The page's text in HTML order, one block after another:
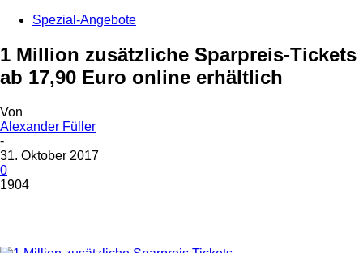
Spezial-Angebote
1 Million zusätzliche Sparpreis-Tickets
ab 17,90 Euro online erhältlich
Von
Alexander Füller
-
31. Oktober 2017
0
1904